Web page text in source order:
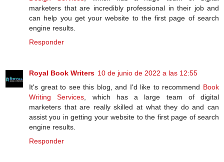
marketers that are incredibly professional in their job and
can help you get your website to the first page of search
engine results.
Responder
Royal Book Writers 10 de junio de 2022 a las 12:55
It's great to see this blog, and I'd like to recommend Book
Writing Services, which has a large team of digital
marketers that are really skilled at what they do and can
assist you in getting your website to the first page of search
engine results.
Responder